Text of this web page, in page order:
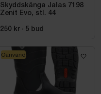
Skyddskänga Jalas 7198
Zenit Evo, stl. 44
250 kr · 5 bud
Oanvänd